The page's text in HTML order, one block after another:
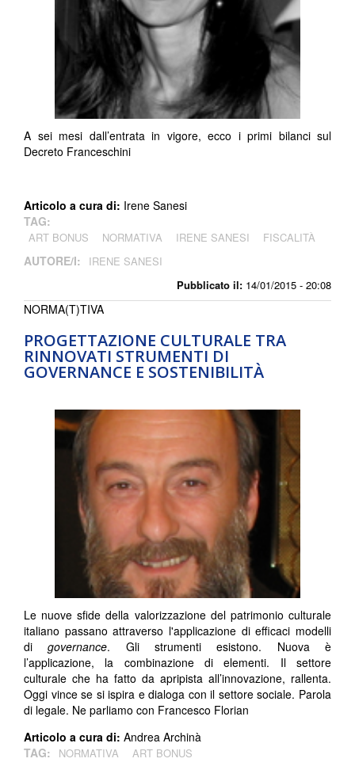
Pubblicato il: 14/01/2015 - 20:08
A sei mesi dall’entrata in vigore, ecco i primi bilanci sul
Decreto Franceschini
Articolo a cura di: Irene Sanesi
TAG:
ART BONUS NORMATIVA IRENE SANESI FISCALITÀ
AUTORE/I: IRENE SANESI
PROGETTAZIONE CULTURALE TRA
RINNOVATI STRUMENTI DI
GOVERNANCE E SOSTENIBILITÀ
NORMA(T)TIVA
Le nuove sfide della valorizzazione del patrimonio culturale
italiano passano attraverso l'applicazione di efficaci modelli
digovernance. Gli strumenti esistono. Nuova è
l’applicazione, la combinazione di elementi. Il settore
culturale che ha fatto da apripista all’innovazione, rallenta.
Oggi vince se si ispira e dialoga con il settore sociale. Parola
di legale. Ne parliamo con Francesco Florian
Articolo a cura di: Andrea Archinà
TAG:
NORMATIVA ART BONUS